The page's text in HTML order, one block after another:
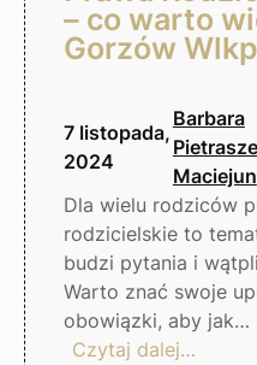
– co warto
Gorzów
7 listopada,
2024
Barbara
Maciejun
Dla wielu rodziców
rodzicielskie to
budzi pytania i
Warto znać swoje
obowiązki, aby jak…
Czytaj dalej…